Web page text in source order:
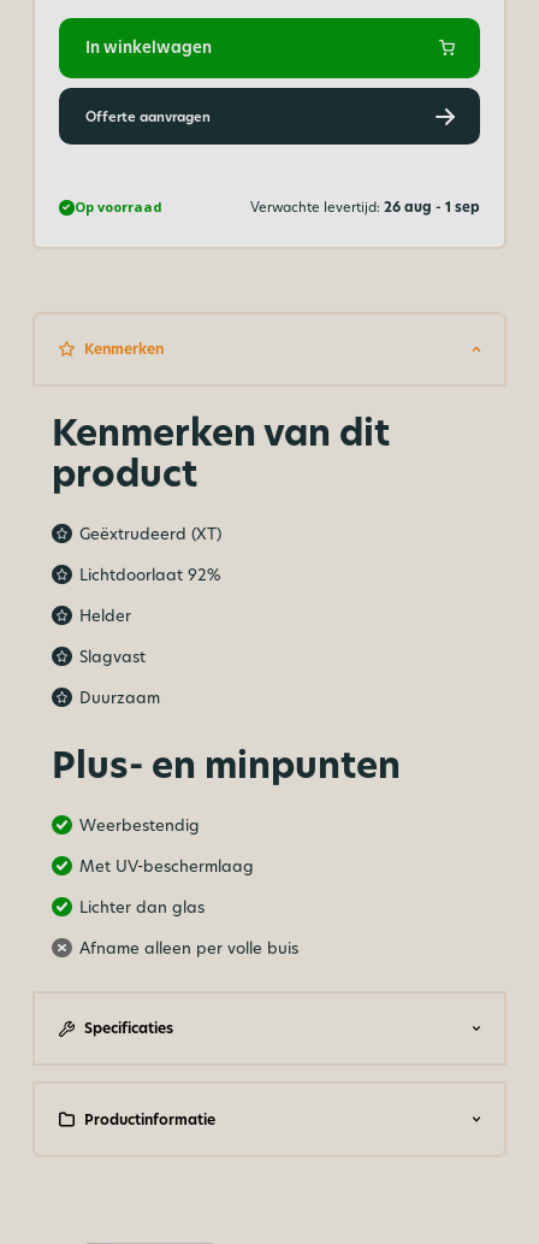
80
70
mm
In winkelwagen
Offerte aanvragen
Op voorraad Verwachte levertijd:26 aug - 1 sep
Kenmerken
Kenmerken van dit
product
Geëxtrudeerd (XT)
Lichtdoorlaat 92%
Helder
Slagvast
Duurzaam
Plus- en minpunten
Weerbestendig
Met UV-beschermlaag
Lichter dan glas
Afname alleen per volle buis
Specificaties
Productinformatie